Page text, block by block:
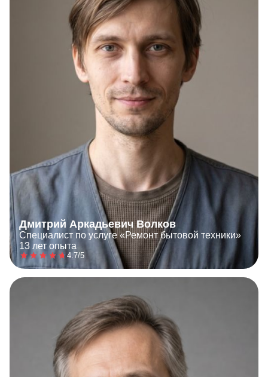
Дмитрий Аркадьевич Волков
Специалист по услуге «Ремонт бытовой техники»
13 лет опыта
4.7/5